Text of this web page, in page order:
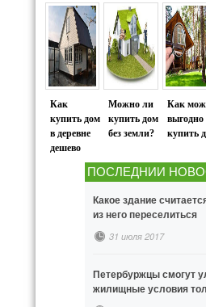
Как
купить дом
в деревне
дешево
Можно ли
купить дом
без земли?
Как
выгодно
купить
ПОСЛЕДНИИ
Какое здание
из него переселиться
31 июля 2017
Петербуржцы смогут
жилищные условия